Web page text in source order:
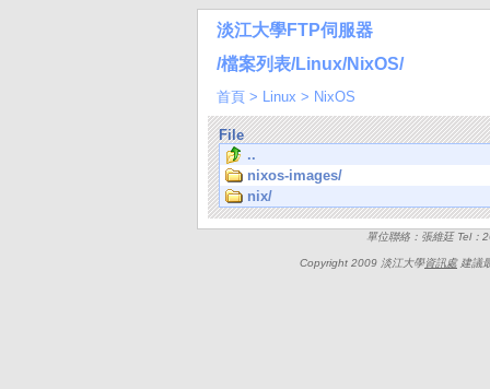
淡江大學FTP伺服器
/檔案列表/Linux/NixOS/
首頁 > Linux > NixOS
File
..
nixos-images/
nix/
單位聯絡：張維廷 Tel
Copyright 2009 淡江大學資訊處建議